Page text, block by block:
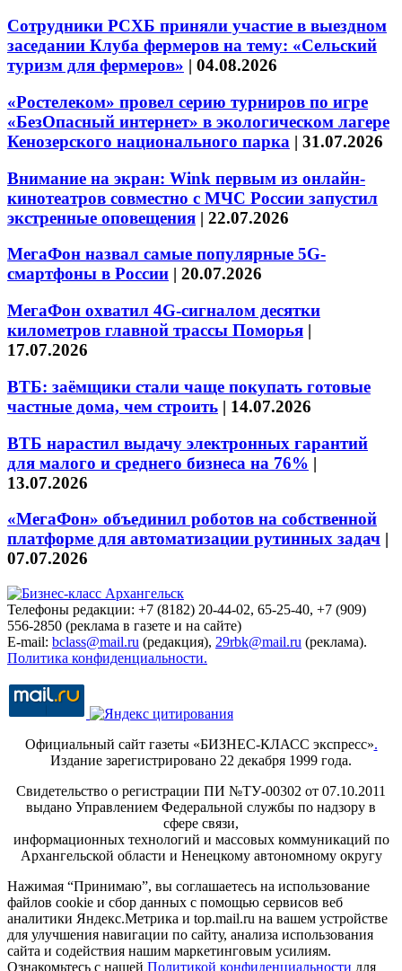
Сотрудники РСХБ приняли участие в выездном
заседании Клуба фермеров на тему: «Сельский
туризм для фермеров» | 04.08.2026
«Ростелеком» провел серию турниров по игре
«БезОпасный интернет» в экологическом лагере
Кенозерского национального парка | 31.07.2026
Внимание на экран: Wink первым из онлайн-
кинотеатров совместно с МЧС России запустил
экстренные оповещения | 22.07.2026
МегаФон назвал самые популярные 5G-
смартфоны в России | 20.07.2026
МегаФон охватил 4G-сигналом десятки
километров главной трассы Поморья |
17.07.2026
ВТБ: заёмщики стали чаще покупать готовые
частные дома, чем строить | 14.07.2026
ВТБ нарастил выдачу электронных гарантий
для малого и среднего бизнеса на 76% |
13.07.2026
«МегаФон» объединил роботов на собственной
платформе для автоматизации рутинных задач |
07.07.2026
Телефоны редакции: +7 (8182) 20-44-02, 65-25-40, +7 (909)
556-2850 (реклама в газете и на сайте)
E-mail: bclass@mail.ru (редакция), 29rbk@mail.ru (реклама).
Политика конфиденциальности.
Официальный сайт газеты «БИЗНЕС-КЛАСС экспресс».
Издание зарегистрировано 22 декабря 1999 года.
Свидетельство о регистрации ПИ №ТУ-00302 от 07.10.2011
выдано Управлением Федеральной службы по надзору в
сфере связи,
информационных технологий и массовых коммуникаций по
Архангельской области и Ненецкому автономному округу
Нажимая “Принимаю”, вы соглашаетесь на использование
файлов cookie и сбор данных с помощью сервисов веб
аналитики Яндекс.Метрика и top.mail.ru на вашем устройстве
для улучшения навигации по сайту, анализа использования
сайта и содействия нашим маркетинговым усилиям.
Ознакомьтесь с нашей Политикой конфиденциальности для